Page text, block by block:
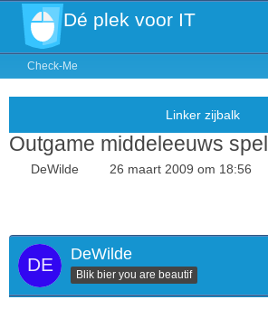
Dé plek voor IT
Check-Me
Outgame middeleeuws spel
DeWilde 26 maart 2009 om 18:56
DeWilde
Blik bier you are beautif